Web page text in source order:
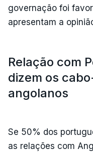
governação foi
apresentam a
Relação com
dizem os
angolanos
Se 50% dos
as relações com